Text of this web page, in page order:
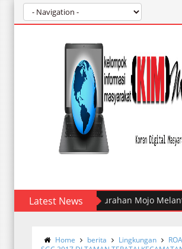
Latest NewsKelurahan Mojo Melantik
Home berita Lingkungan